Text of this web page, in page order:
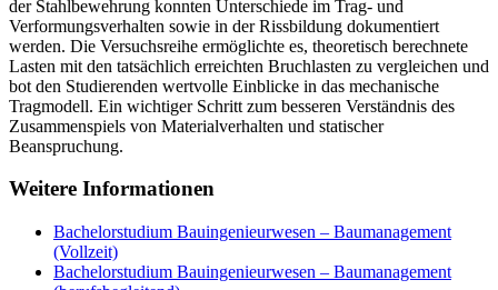
der Stahlbewehrung konnten Unterschiede im Trag- und
Verformungsverhalten sowie in der Rissbildung dokumentiert
werden. Die Versuchsreihe ermöglichte es, theoretisch berechnete
Lasten mit den tatsächlich erreichten Bruchlasten zu vergleichen und
bot den Studierenden wertvolle Einblicke in das mechanische
Tragmodell. Ein wichtiger Schritt zum besseren Verständnis des
Zusammenspiels von Materialverhalten und statischer
Beanspruchung.
Weitere Informationen
Bachelorstudium Bauingenieurwesen – Baumanagement
(Vollzeit)
Bachelorstudium Bauingenieurwesen – Baumanagement